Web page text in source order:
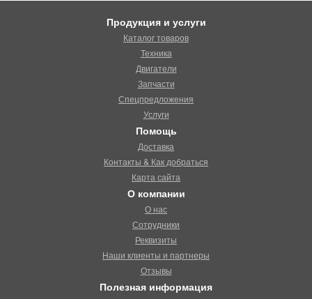
Продукция и услуги
Каталог товаров
Техника
Двигатели
Запчасти
Спецпредложения
Услуги
Помощь
Доставка
Контакты & Как добраться
Карта сайта
О компании
О нас
Сотрудники
Реквизиты
Наши клиенты и партнеры
Отзывы
Полезная информация